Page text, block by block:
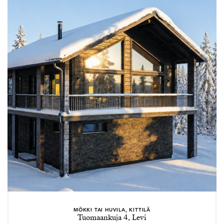
MÖKKI TAI HUVILA, KITTILÄ
Tuomaankuja 4, Levi